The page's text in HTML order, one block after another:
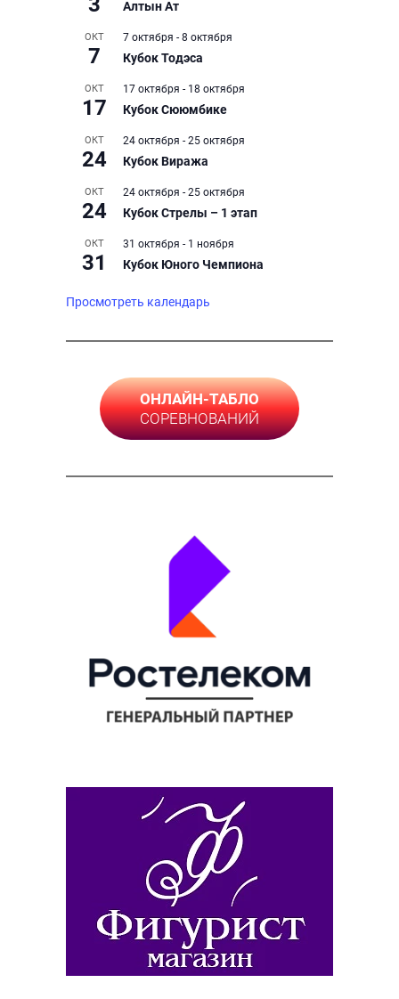
Алтын Ат
ОКТ
7
7 октября - 8 октября
Кубок Тодэса
ОКТ
17
17 октября - 18 октября
Кубок Сююмбике
ОКТ
24
24 октября - 25 октября
Кубок Виража
ОКТ
24
24 октября - 25 октября
Кубок Стрелы – 1 этап
ОКТ
31
31 октября - 1 ноября
Кубок Юного Чемпиона
Просмотреть календарь
ОНЛАЙН-ТАБЛО
СОРЕВНОВАНИЙ